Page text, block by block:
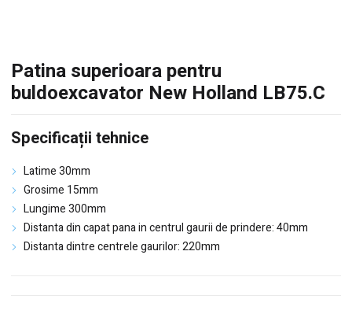
Patina superioara pentru
buldoexcavator New Holland LB75.C
Specificații tehnice
Latime 30mm
Grosime 15mm
Lungime 300mm
Distanta din capat pana in centrul gaurii de prindere: 40mm
Distanta dintre centrele gaurilor: 220mm